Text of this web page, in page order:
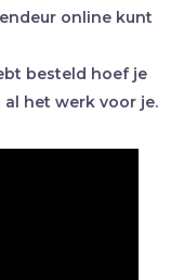
online kunt
besteld hoef je
het werk voor je.